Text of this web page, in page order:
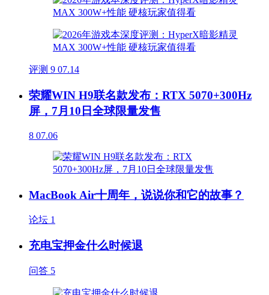
评测 9 07.14
荣耀WIN H9联名款发布：RTX 5070+300Hz
屏，7月10日全球限量发售
8 07.06
MacBook Air十周年，说说你和它的故事？
论坛 1
充电宝押金什么时候退
问答 5